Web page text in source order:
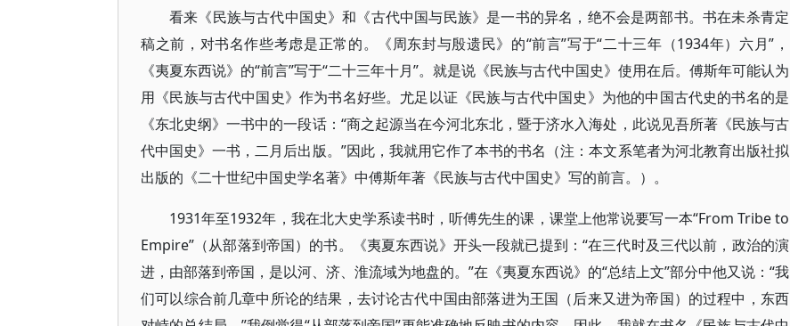
看来《民族与古代中国史》和《古代中国与民族》是一书的异名，绝不会是两部书。书在未杀青定
稿之前，对书名作些考虑是正常的。《周东封与殷遗民》的“前言”写于“二十三年（1934年）六月”，
《夷夏东西说》的“前言”写于“二十三年十月”。就是说《民族与古代中国史》使用在后。傅斯年可能认为
用《民族与古代中国史》作为书名好些。尤足以证《民族与古代中国史》为他的中国古代史的书名的是
《东北史纲》一书中的一段话：“商之起源当在今河北东北，暨于济水入海处，此说见吾所著《民族与古
代中国史》一书，二月后出版。”因此，我就用它作了本书的书名（注：本文系笔者为河北教育出版社拟
出版的《二十世纪中国史学名著》中傅斯年著《民族与古代中国史》写的前言。）。
1931年至1932年，我在北大史学系读书时，听傅先生的课，课堂上他常说要写一本“From Tribe to
Empire”（从部落到帝国）的书。《夷夏东西说》开头一段就已提到：“在三代时及三代以前，政治的演
进，由部落到帝国，是以河、济、淮流域为地盘的。”在《夷夏东西说》的“总结上文”部分中他又说：“我
们可以综合前几章中所论的结果，去讨论古代中国由部落进为王国（后来又进为帝国）的过程中，东西